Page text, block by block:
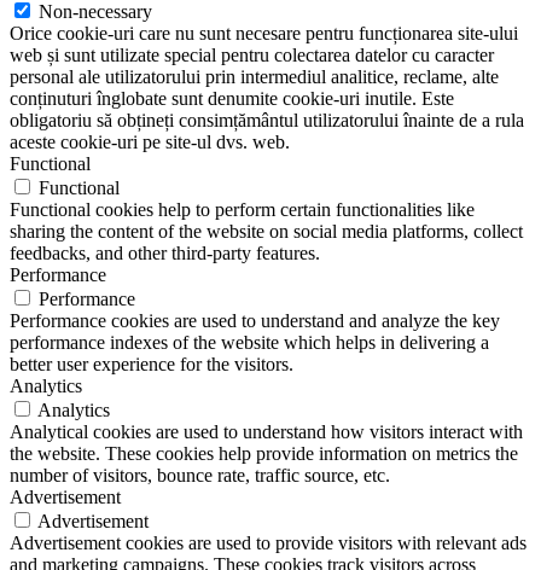
Non-necessary
Orice cookie-uri care nu sunt necesare pentru funcționarea site-ului
web și sunt utilizate special pentru colectarea datelor cu caracter
personal ale utilizatorului prin intermediul analitice, reclame, alte
conținuturi înglobate sunt denumite cookie-uri inutile. Este
obligatoriu să obțineți consimțământul utilizatorului înainte de a rula
aceste cookie-uri pe site-ul dvs. web.
Functional
Functional
Functional cookies help to perform certain functionalities like
sharing the content of the website on social media platforms, collect
feedbacks, and other third-party features.
Performance
Performance
Performance cookies are used to understand and analyze the key
performance indexes of the website which helps in delivering a
better user experience for the visitors.
Analytics
Analytics
Analytical cookies are used to understand how visitors interact with
the website. These cookies help provide information on metrics the
number of visitors, bounce rate, traffic source, etc.
Advertisement
Advertisement
Advertisement cookies are used to provide visitors with relevant ads
and marketing campaigns. These cookies track visitors across